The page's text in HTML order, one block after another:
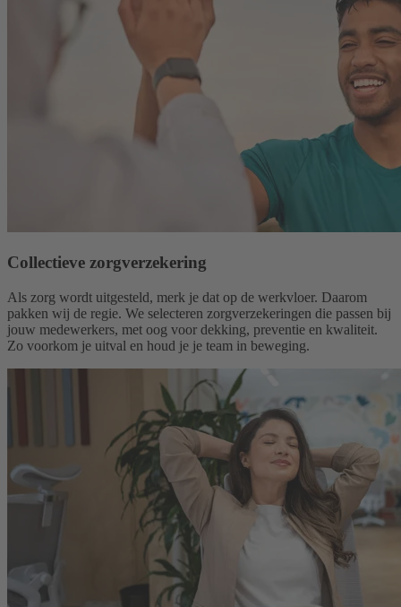
Collectieve zorgverzekering
Als zorg wordt uitgesteld, merk je dat op de werkvloer. Daarom
pakken wij de regie. We selecteren zorgverzekeringen die passen bij
jouw medewerkers, met oog voor dekking, preventie en kwaliteit.
Zo voorkom je uitval en houd je je team in beweging.